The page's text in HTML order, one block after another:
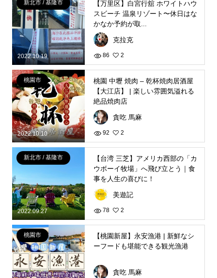
2022.10.19
新北市 / 基隆市
【万里区】白宮行舘 ホワイトハウ
スビーチ 温泉リゾート〜休日はな
かなか予約が取...
克拉克
86 2
2022.10.10
桃園市
桃園 中壢 焼肉 – 乾杯焼肉居酒屋
【大江店】 | 楽しい雰囲気溢れる
絶品焼肉店
貪吃 馬麻
92 2
2022.09.27
新北市 / 基隆市
【台湾 三芝】アメリカ西部の「カ
ウボーイ牧場」へ飛び立とう｜食
事を人生の喜びに！
美遊記
78 2
桃園市
【桃園新屋】永安漁港 | 新鮮なシ
ーフードも堪能できる観光漁港
貪吃 馬麻